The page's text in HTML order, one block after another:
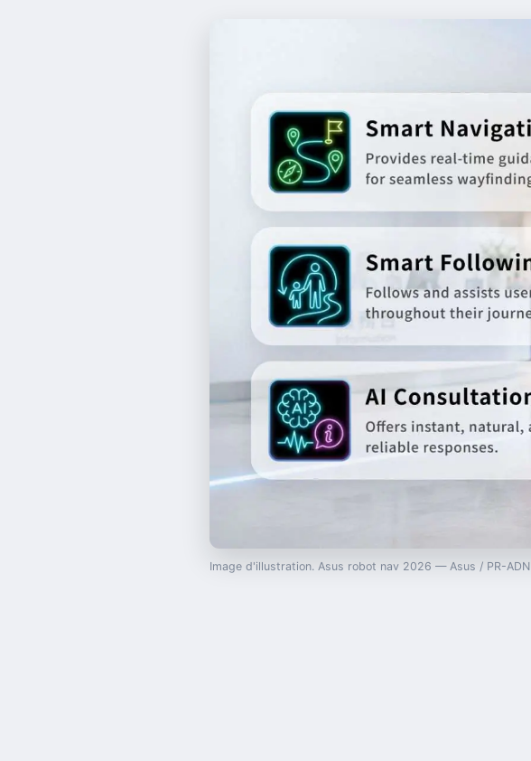
Image d'illustration. Asus robot nav 2026 — Asus / PR-ADN